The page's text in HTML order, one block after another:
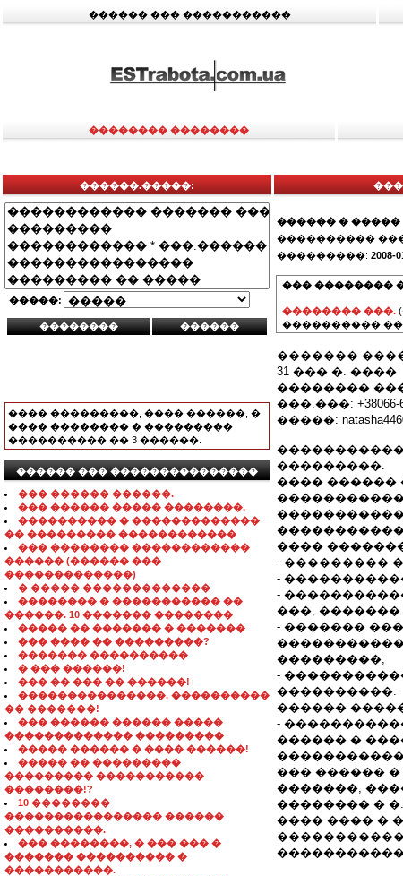
������ ��� �����������
�������� ��������
������.�����:
�����:
���� ���������, ���� ������, �
���� �������� � ���������
���������� �� 3 ������.
������ ��� ���������������
��� ������ ������.
��� ������ ����� ��������.
���������� � �������������
�� ��������� ������������
��� �������� ������������
������ (������ ���
�������������)
� ����� �������������
�������� � ����������� ��
������. 10 ������� ��������
����� �� ������� � �������
��� ���� �� ���������?
������� ����������
� ��� ������!
��� �� ��� �� ������!
���������������. ����������
�� �������!
��� ������ ������ �����
������������� ���������
����� ������ � ���� ������!
����� �� ���������
��������� �����������
��������!?
10 ��������
���������������� ������
����������.
��� ��������, � ��� ��� �
������� ���������� �
�����������.
������ � �����
����������
���������: 2008-
��� ��������
�������� ���.
����������
�������
31 ��� �. ����
��������
���.���: +38066-
�����:
���������.
���� ������
����
- ���������
-
-
���,
- �������
���������;
-
����������.
������
-
������ �
��� ������
�������,
�������� �
���� ���� �